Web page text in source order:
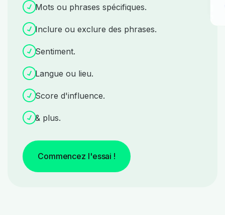
Mots ou phrases spécifiques.
Inclure ou exclure des phrases.
Sentiment.
Langue ou lieu.
Score d'influence.
& plus.
Commencez l'essai !